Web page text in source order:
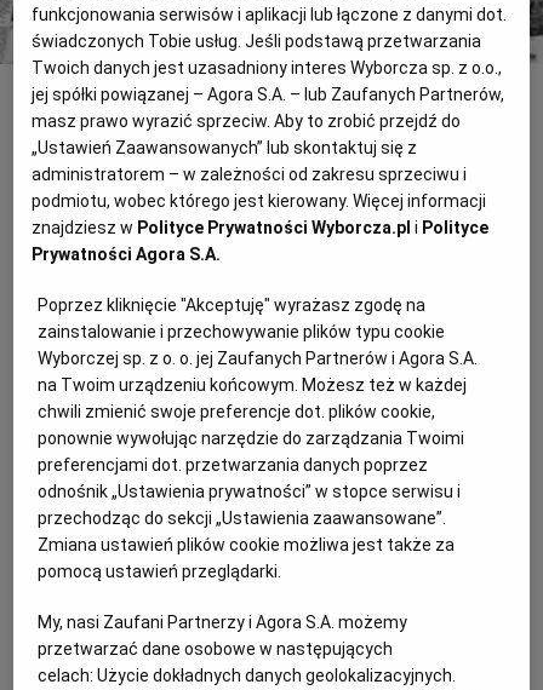
INNE
Za tydzień szkolenie
Jeśli do tej pory nie zgłosiliście się do konkursu giełdowego, to
macie czas do jutra! Możecie wysyłać maile zgłoszeniowe na
adres gielda.paderek@wp.pl. Jeszcze raz przypomnę o
Na razie "szóstka" wygrywa
Wielkimi krokami zbliża się koniec roku. W dorobku Ligi Liceów
znalazły się do tej pory trzy konkursy. W tym roku wzięło w nich
udział 29 szkół, ale nie wszystkie startowały w
"Szóstka" najlepsza
Sobota, samo południe - pod salą 002 w Wyższej Szkole Nauk
Humanistycznych i Dziennikarstwa zbiera się tłum licealistów.
Czekają niecierpliwie na rozpoczęcie zmagań w sudoku. Ostro
Wkrótce start
LO im. I.J. Paderewskiego przy ul. Krakowskiej 17 w Poznaniu.
Spotykamy się o godz. 9, przygotujcie się na cztery
funkcjonowania serwisów i aplikacji lub łączone z danymi dot.
świadczonych Tobie usług. Jeśli podstawą przetwarzania
Twoich danych jest uzasadniony interes Wyborcza sp. z o.o.,
jej spółki powiązanej – Agora S.A. – lub Zaufanych Partnerów,
masz prawo wyrazić sprzeciw. Aby to zrobić przejdź do
„Ustawień Zaawansowanych” lub skontaktuj się z
administratorem – w zależności od zakresu sprzeciwu i
podmiotu, wobec którego jest kierowany. Więcej informacji
znajdziesz w Polityce Prywatności Wyborcza.pl i Polityce
Prywatności Agora S.A.
Poprzez kliknięcie "Akceptuję" wyrażasz zgodę na
zainstalowanie i przechowywanie plików typu cookie
Wyborczej sp. z o. o. jej Zaufanych Partnerów i Agora S.A.
na Twoim urządzeniu końcowym. Możesz też w każdej
chwili zmienić swoje preferencje dot. plików cookie,
ponownie wywołując narzędzie do zarządzania Twoimi
preferencjami dot. przetwarzania danych poprzez
odnośnik „Ustawienia prywatności” w stopce serwisu i
przechodząc do sekcji „Ustawienia zaawansowane”.
Zmiana ustawień plików cookie możliwa jest także za
pomocą ustawień przeglądarki.
My, nasi Zaufani Partnerzy i Agora S.A. możemy
przetwarzać dane osobowe w następujących
celach:Użycie dokładnych danych geolokalizacyjnych.